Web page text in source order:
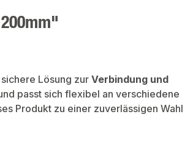
Lösung zur Verbindung und
passt sich flexibel an verschiedene
Produkt zu einer zuverlässigen Wahl